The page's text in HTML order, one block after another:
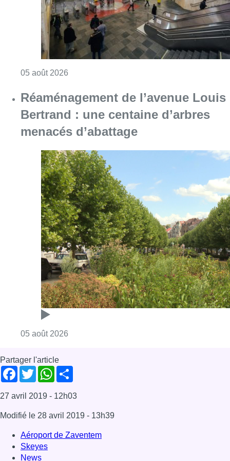
05 août 2026
Réaménagement de l’avenue Louis
Bertrand : une centaine d’arbres
menacés d’abattage
05 août 2026
Partager l'article
Facebook
TwitterWhatsApp
27 avril 2019 - 12h03
Modifié le 28 avril 2019 - 13h39
Aéroport de Zaventem
Skeyes
News